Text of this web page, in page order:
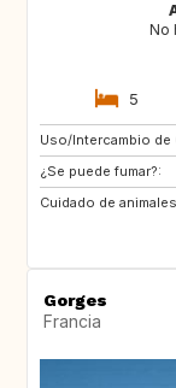
No
5
Uso/Intercambio de
¿Se puede fumar?:
Cuidado de
Gorges
Francia